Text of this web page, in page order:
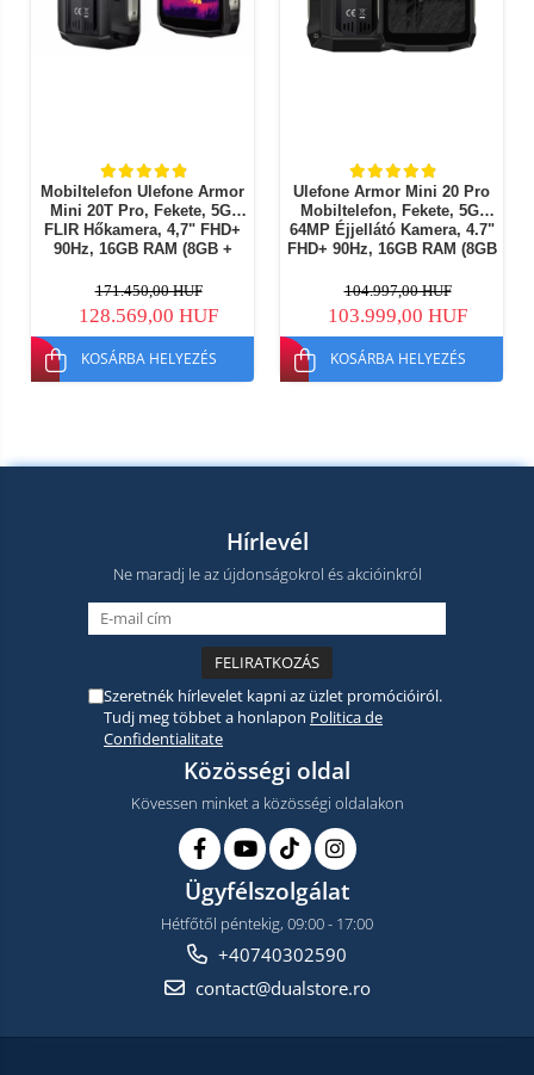
Mobiltelefon Ulefone Armor
Mini 20T Pro, Fekete, 5G,
FLIR Hőkamera, 4,7" FHD+
90Hz, 16GB RAM (8GB +
ROM, Android 14, 6200mAh,
Dual SIM
171.450,00 HUF
128.569,00 HUF
KOSÁRBA HELYEZÉS
Ulefone Armor Mini 20 Pro
Mobiltelefon, Fekete, 5G,
64MP Éjjellátó Kamera, 4.7"
FHD+ 90Hz, 16GB RAM (8GB
ROM, Android 14, 6200mAh,
Dual SIM
104.997,00 HUF
103.999,00 HUF
KOSÁRBA HELYEZÉS
Hírlevél
Ne maradj le az újdonságokrol és akcióinkról
Szeretnék hírlevelet kapni az üzlet promócióiról.
Tudj meg többet a honlapon Politica de
Confidentialitate
Közösségi oldal
Kövessen minket a közösségi oldalakon
Ügyfélszolgálat
Hétfőtől péntekig, 09:00 - 17:00
+40740302590
contact@dualstore.ro